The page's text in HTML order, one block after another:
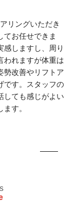
リングいただき
てお任せできま
感しますし、周り
われますが体重は
勢改善やリフトア
です。スタッフの
しても感じがよい
す。